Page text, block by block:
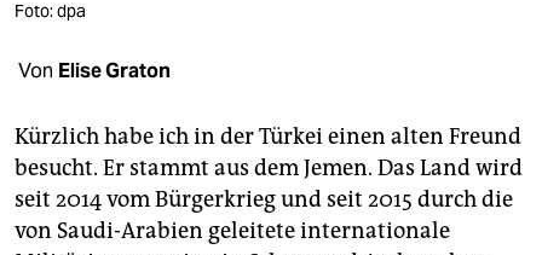
shop
fragen & hilfe
abo
genossenschaft
Foto: dpa
Von Elise Graton
Kürzlich habe ich in der Türkei einen alten Freund
besucht. Er stammt aus dem Jemen. Das Land wird
seit 2014 vom Bürgerkrieg und seit 2015 durch die
von Saudi-Arabien geleitete internationale